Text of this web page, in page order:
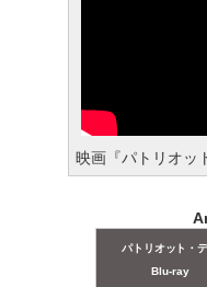
映画『パトリオッ
パトリオット・
Blu-ray